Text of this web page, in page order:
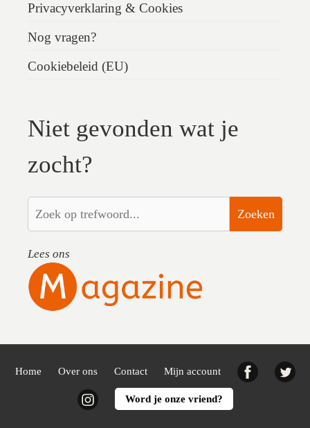
Privacyverklaring & Cookies
Nog vragen?
Cookiebeleid (EU)
Niet gevonden wat je
zocht?
Zoeken
Lees ons
Home Over ons Contact Mijn account Facebook
InstagramWord je onze vriend?